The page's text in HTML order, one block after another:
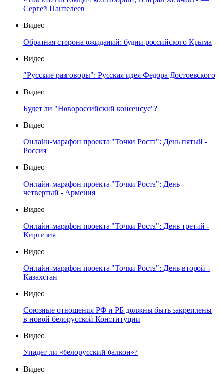
Сергей Пантелеев
Видео
Обратная сторона ожиданий: будни российского Крыма
Видео
"Русские разговоры": Русская идея Федора Достоевского
Видео
Будет ли "Новороссийский консенсус"?
Видео
Онлайн-марафон проекта "Точки Роста": День пятый -
Россия
Видео
Онлайн-марафон проекта "Точки Роста": День
четвертый - Армения
Видео
Онлайн-марафон проекта "Точки Роста": День третий -
Киргизия
Видео
Онлайн-марафон проекта "Точки Роста": День второй -
Казахстан
Видео
Союзные отношения РФ и РБ должны быть закреплены
в новой белорусской Конституции
Видео
Упадет ли «белорусский балкон»?
Видео